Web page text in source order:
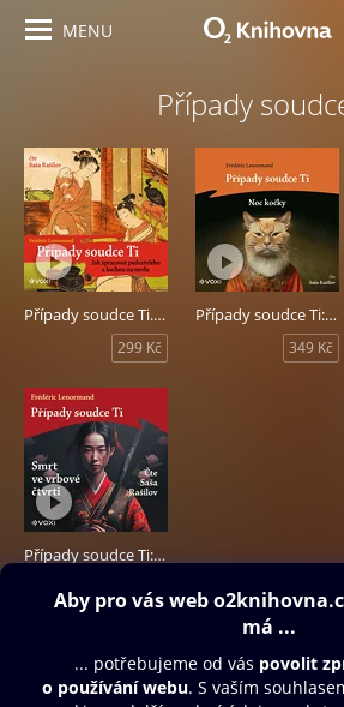
MENU
Případy
Případy soudce Ti. Jak zpracovat podezřelého a kachnu na medu
299 Kč
Případy soudce Ti: Noc kočky
349 Kč
Případy soudce Ti: Smrt ve vrbové čtvrti
399 Kč
Obsah ke stažení